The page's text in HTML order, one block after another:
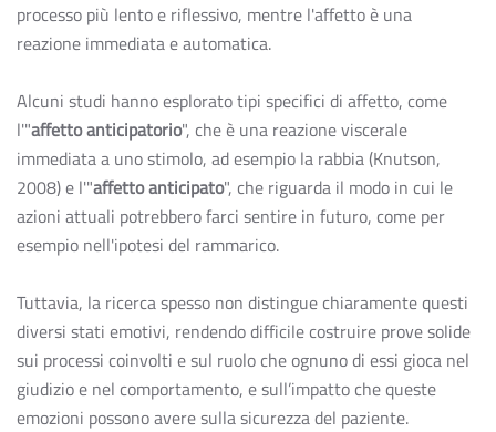
processo più lento e riflessivo, mentre l'affetto è una
reazione immediata e automatica.
Alcuni studi hanno esplorato tipi specifici di affetto, come
l'"affetto anticipatorio", che è una reazione viscerale
immediata a uno stimolo, ad esempio la rabbia (Knutson,
2008) e l'"affetto anticipato", che riguarda il modo in cui le
azioni attuali potrebbero farci sentire in futuro, come per
esempio nell'ipotesi del rammarico.
Tuttavia, la ricerca spesso non distingue chiaramente questi
diversi stati emotivi, rendendo difficile costruire prove solide
sui processi coinvolti e sul ruolo che ognuno di essi gioca nel
giudizio e nel comportamento, e sull’impatto che queste
emozioni possono avere sulla sicurezza del paziente.